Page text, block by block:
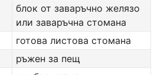
блок от заваръчно желязо
или заваръчна стомана
готова листова стомана
ръжен за пещ